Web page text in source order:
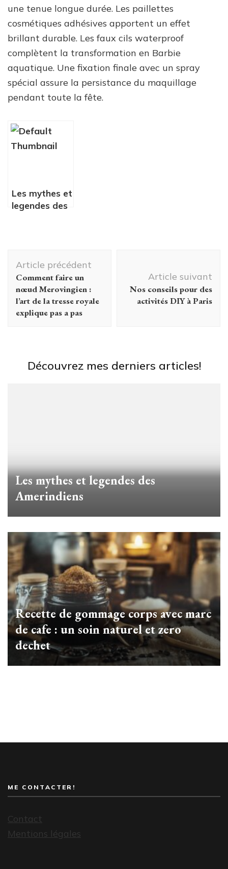
une tenue longue durée. Les paillettes
cosmétiques adhésives apportent un effet
brillant durable. Les faux cils waterproof
complètent la transformation en Barbie
aquatique. Une fixation finale avec un spray
spécial assure la persistance du maquillage
pendant toute la fête.
Les mythes et
legendes des
d'article
Article précédent
Comment faire un
nœud Merovingien :
l’art de la tresse royale
explique pas a pas
Article suivant
Nos conseils pour des
activités DIY à Paris
Découvrez mes derniers articles!
Les mythes et legendes des
Amerindiens
Recette de gommage corps avec marc
de cafe : un soin naturel et zero
dechet
ME CONTACTER!
Contact
Mentions légales